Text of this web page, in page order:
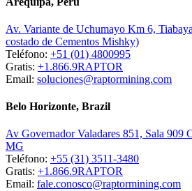
Av. Variante de Uchumayo Km 6,
costado de Cementos Mishky)
Teléfono: +51 (01) 4800995
Gratis: +1.866.9RAPTOR
Email: soluciones@raptormining.com
Belo Horizonte, Brazil
Av Governador Valadares 851, Sala 909
MG
Teléfono: +55 (31) 3511-3480
Gratis: +1.866.9RAPTOR
Email: fale.conosco@raptormining.com